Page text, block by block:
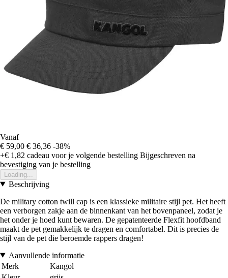
Vanaf
€ 59,00 € 36,36 -38%
+€ 1,82 cadeau voor je volgende bestelling Bijgeschreven na
bevestiging van je bestelling
Loading...
Beschrijving
De military cotton twill cap is een klassieke militaire stijl pet. Het heeft
een verborgen zakje aan de binnenkant van het bovenpaneel, zodat je
het onder je hoed kunt bewaren. De gepatenteerde Flexfit hoofdband
maakt de pet gemakkelijk te dragen en comfortabel. Dit is precies de
stijl van de pet die beroemde rappers dragen!
Aanvullende informatie
Merk
Kangol